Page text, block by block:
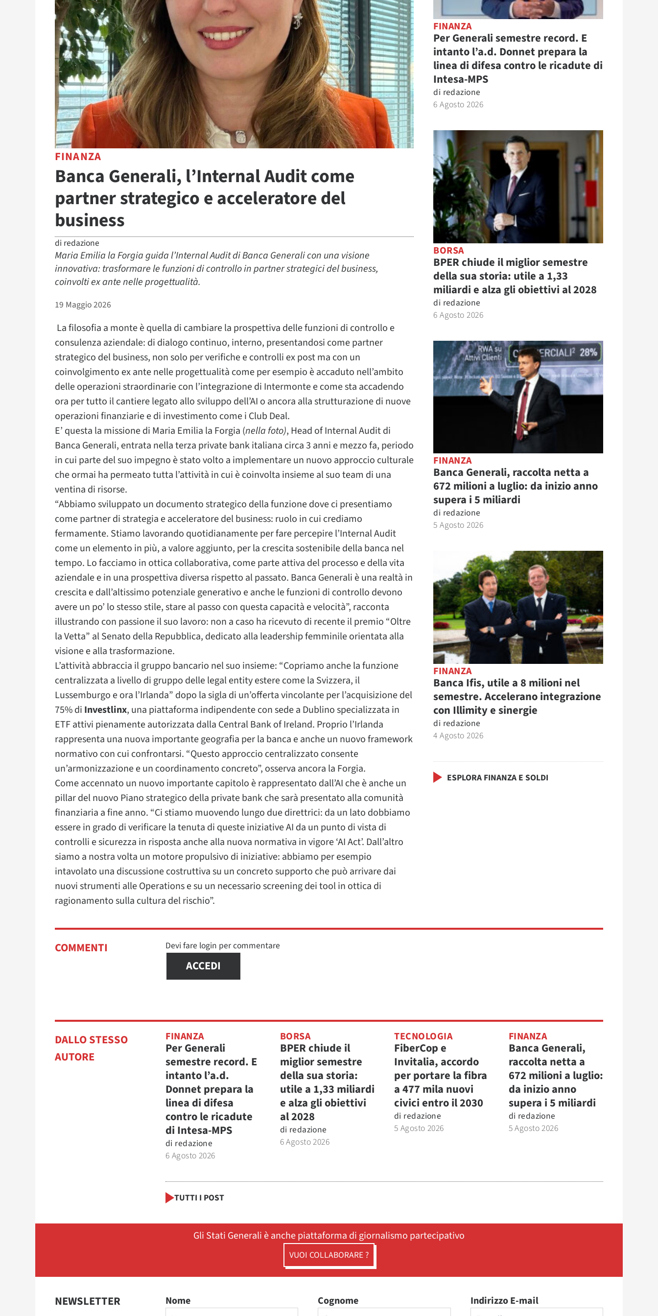
FINANZA
Banca Generali, l’Internal Audit come
partner strategico e acceleratore del
business
di redazione
Maria Emilia la Forgia guida l’Internal Audit di Banca Generali con una visione
innovativa: trasformare le funzioni di controllo in partner strategici del business,
coinvolti ex ante nelle progettualità.
19 Maggio 2026
La filosofia a monte è quella di cambiare la prospettiva delle funzioni di controllo e
consulenza aziendale: di dialogo continuo, interno, presentandosi come partner
strategico del business, non solo per verifiche e controlli ex post ma con un
coinvolgimento ex ante nelle progettualità come per esempio è accaduto nell’ambito
delle operazioni straordinarie con l’integrazione di Intermonte e come sta accadendo
ora per tutto il cantiere legato allo sviluppo dell’AI o ancora alla strutturazione di nuove
operazioni finanziarie e di investimento come i Club Deal.
E’ questa la missione di Maria Emilia la Forgia (nella foto), Head of Internal Audit di
Banca Generali, entrata nella terza private bank italiana circa 3 anni e mezzo fa, periodo
in cui parte del suo impegno è stato volto a implementare un nuovo approccio culturale
che ormai ha permeato tutta l’attività in cui è coinvolta insieme al suo team di una
ventina di risorse.
“Abbiamo sviluppato un documento strategico della funzione dove ci presentiamo
come partner di strategia e acceleratore del business: ruolo in cui crediamo
fermamente. Stiamo lavorando quotidianamente per fare percepire l’Internal Audit
come un elemento in più, a valore aggiunto, per la crescita sostenibile della banca nel
tempo. Lo facciamo in ottica collaborativa, come parte attiva del processo e della vita
aziendale e in una prospettiva diversa rispetto al passato. Banca Generali è una realtà in
crescita e dall’altissimo potenziale generativo e anche le funzioni di controllo devono
avere un po’ lo stesso stile, stare al passo con questa capacità e velocità”, racconta
illustrando con passione il suo lavoro: non a caso ha ricevuto di recente il premio “Oltre
la Vetta” al Senato della Repubblica, dedicato alla leadership femminile orientata alla
visione e alla trasformazione.
L’attività abbraccia il gruppo bancario nel suo insieme: “Copriamo anche la funzione
centralizzata a livello di gruppo delle legal entity estere come la Svizzera, il
Lussemburgo e ora l’Irlanda” dopo la sigla di un’offerta vincolante per l’acquisizione del
75% di Investlinx, una piattaforma indipendente con sede a Dublino specializzata in
ETF attivi pienamente autorizzata dalla Central Bank of Ireland. Proprio l’Irlanda
rappresenta una nuova importante geografia per la banca e anche un nuovo framework
normativo con cui confrontarsi. “Questo approccio centralizzato consente
un’armonizzazione e un coordinamento concreto”, osserva ancora la Forgia.
Come accennato un nuovo importante capitolo è rappresentato dall’AI che è anche un
pillar del nuovo Piano strategico della private bank che sarà presentato alla comunità
finanziaria a fine anno. “Ci stiamo muovendo lungo due direttrici: da un lato dobbiamo
essere in grado di verificare la tenuta di queste iniziative AI da un punto di vista di
controlli e sicurezza in risposta anche alla nuova normativa in vigore ‘AI Act’. Dall’altro
siamo a nostra volta un motore propulsivo di iniziative: abbiamo per esempio
intavolato una discussione costruttiva su un concreto supporto che può arrivare dai
nuovi strumenti alle Operations e su un necessario screening dei tool in ottica di
ragionamento sulla cultura del rischio”.
FINANZA
Per Generali semestre record. E
intanto l’a.d. Donnet prepara la
linea di difesa contro le ricadute di
Intesa-MPS
di redazione
6 Agosto 2026
BORSA
BPER chiude il miglior semestre
della sua storia: utile a 1,33
miliardi e alza gli obiettivi al 2028
di redazione
6 Agosto 2026
FINANZA
Banca Generali, raccolta netta a
672 milioni a luglio: da inizio anno
supera i 5 miliardi
di redazione
5 Agosto 2026
FINANZA
Banca Ifis, utile a 8 milioni nel
semestre. Accelerano integrazione
con Illimity e sinergie
di redazione
4 Agosto 2026
ESPLORA FINANZA E SOLDI
COMMENTI Devi fare login per commentare
ACCEDI
DALLO STESSO
AUTORE
FINANZA
Per Generali
semestre record. E
intanto l’a.d.
Donnet prepara la
linea di difesa
contro le ricadute
di Intesa-MPS
di redazione
6 Agosto 2026
BORSA
BPER chiude il
miglior semestre
della sua storia:
utile a 1,33 miliardi
e alza gli obiettivi
al 2028
di redazione
6 Agosto 2026
TECNOLOGIA
FiberCop e
Invitalia, accordo
per portare la fibra
a 477 mila nuovi
civici entro il 2030
di redazione
5 Agosto 2026
FINANZA
Banca Generali,
raccolta netta a
672 milioni a luglio:
da inizio anno
supera i 5 miliardi
di redazione
5 Agosto 2026
TUTTI I POST
Gli Stati Generali è anche piattaforma di giornalismo partecipativo
VUOI COLLABORARE ?
NEWSLETTER Nome Cognome Indirizzo E-mail